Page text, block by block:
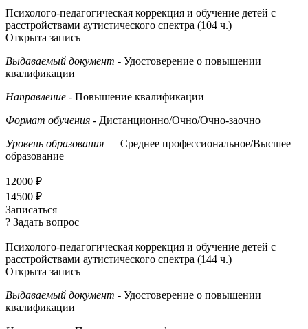
Психолого-педагогическая коррекция и обучение детей с
расстройствами аутистического спектра (104 ч.)
Открыта запись
Выдаваемый документ - Удостоверение о повышении
квалификации
Направление - Повышение квалификации
Формат обучения - Дистанционно/Очно/Очно-заочно
Уровень образования — Среднее профессиональное/Высшее
образование
12000 ₽
14500 ₽
Записаться
? Задать вопрос
Психолого-педагогическая коррекция и обучение детей с
расстройствами аутистического спектра (144 ч.)
Открыта запись
Выдаваемый документ - Удостоверение о повышении
квалификации